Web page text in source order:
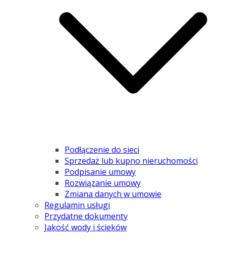
Podłączenie do sieci
Sprzedaż lub kupno nieruchomości
Podpisanie umowy
Rozwiązanie umowy
Zmiana danych w umowie
Regulamin usługi
Przydatne dokumenty
Jakość wody i ścieków